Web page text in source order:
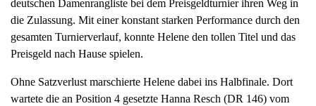
i
o
deutschen Damenrangliste bei dem Preisgeldturnier ihren Weg in
die Zulassung. Mit einer konstant starken Performance durch den
gesamten Turnierverlauf, konnte Helene den tollen Titel und das
Preisgeld nach Hause spielen.
Ohne Satzverlust marschierte Helene dabei ins Halbfinale. Dort
wartete die an Position 4 gesetzte Hanna Resch (DR 146) vom